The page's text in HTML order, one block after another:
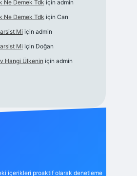
Ne Demek Tdk için admin
Ne Demek Tdk için Can
Mi için admin
Mi için Doğan
Hangi Ülkenin için admin
içerikleri proaktif olarak denetleme